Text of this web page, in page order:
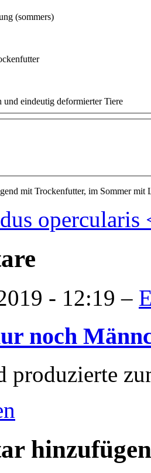
(sommers)
eindeutig deformierter Tiere
mit Trockenfutter, im Sommer mit
- 12:19 –
noch
produzierte
hinzufügen